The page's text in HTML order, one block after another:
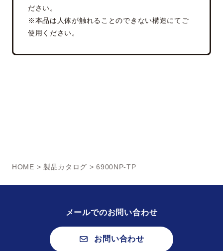
ださい。
※本品は人体が触れることのできない構造にてご
使用ください。
HOME > 製品カタログ > 6900NP-TP
メールでのお問い合わせ
お問い合わせ